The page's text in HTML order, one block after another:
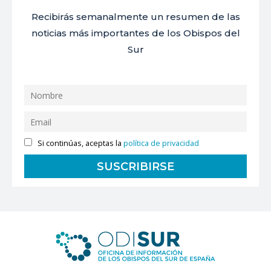
Recibirás semanalmente un resumen de las
noticias más importantes de los Obispos del
Sur
Si continúas, aceptas lapolítica de privacidad